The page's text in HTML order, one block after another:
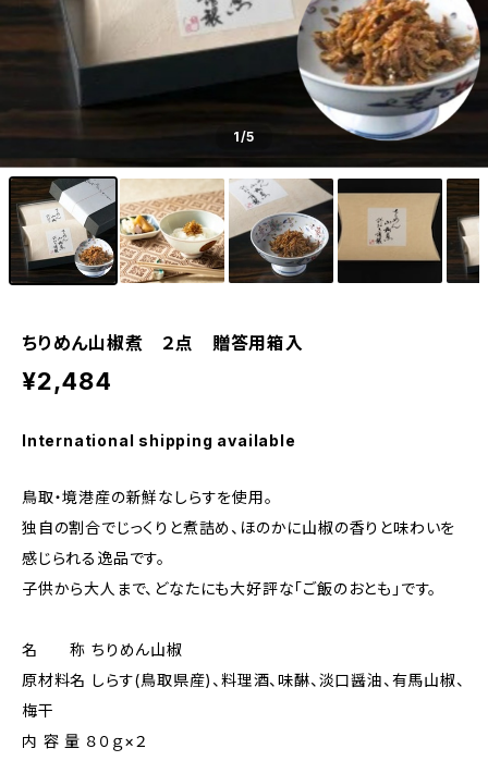
1/5
ちりめん山椒煮 ２点 贈答用箱入
¥2,484
International shipping available
鳥取・境港産の新鮮なしらすを使用。
独自の割合でじっくりと煮詰め、ほのかに山椒の香りと味わいを
感じられる逸品です。
子供から大人まで、どなたにも大好評な「ご飯のおとも」です。
名 称 ちりめん山椒
原材料名 しらす(鳥取県産)、料理酒、味醂、淡口醤油、有馬山椒、
梅干
内 容 量 ８０ｇ×２